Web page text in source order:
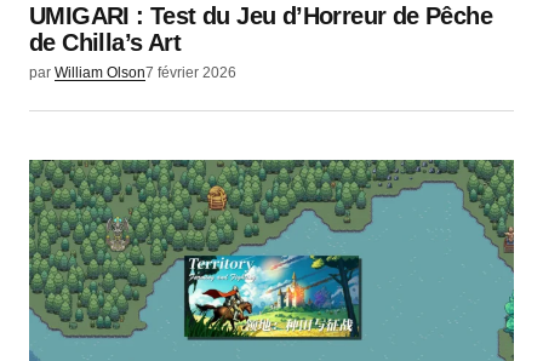
UMIGARI : Test du Jeu d’Horreur de Pêche
de Chilla’s Art
par William Olson7 février 2026